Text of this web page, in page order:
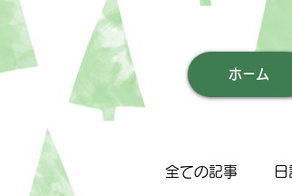
ホーム
全ての記事 日